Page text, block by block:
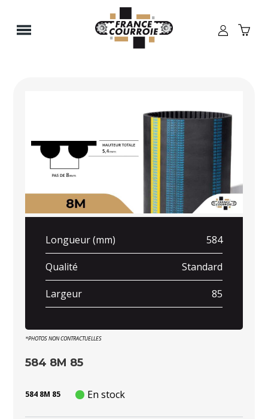
Longueur (mm) 584
Qualité Standard
Largeur 85
*PHOTOS NON CONTRACTUELLES
584 8M 85
584 8M 85 En stock
Panneau de gestion des cookies